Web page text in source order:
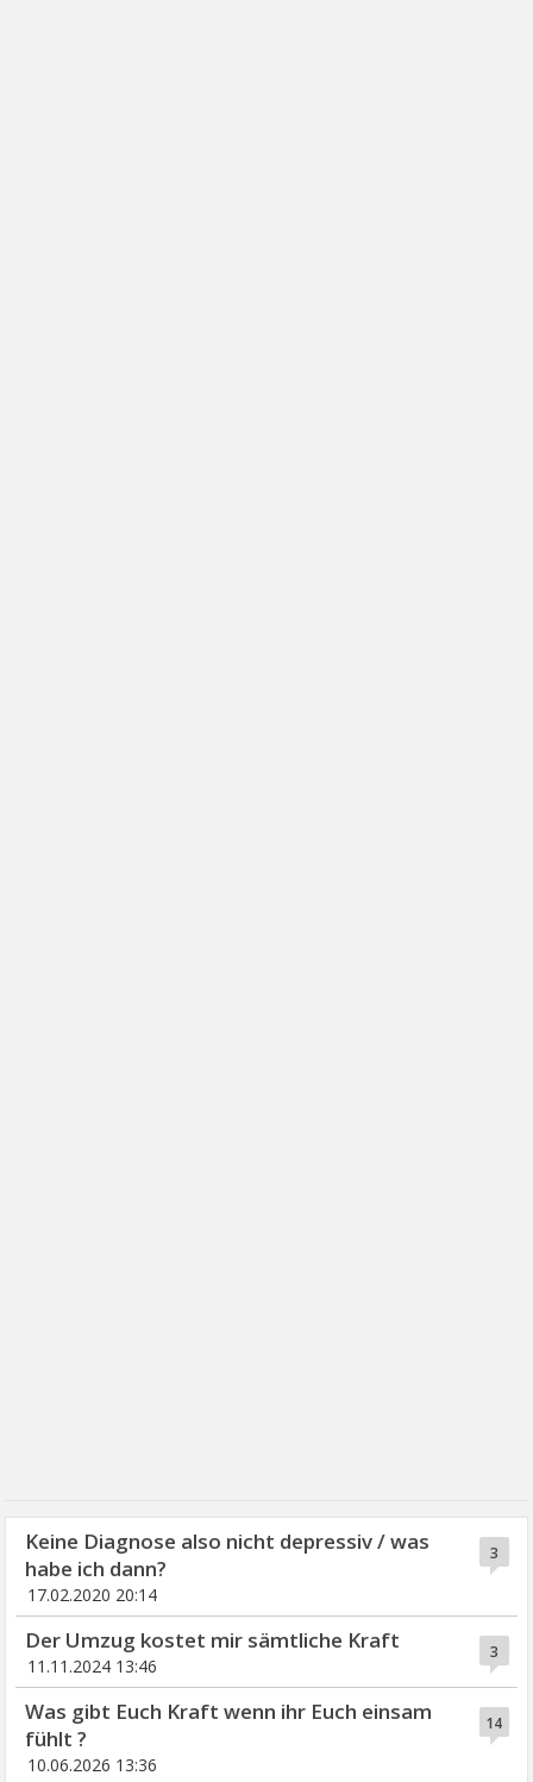
3
Keine Diagnose also nicht depressiv / was
habe ich dann?
17.02.2020 20:14
3
Der Umzug kostet mir sämtliche Kraft
11.11.2024 13:46
14
Was gibt Euch Kraft wenn ihr Euch einsam
fühlt ?
10.06.2026 13:36